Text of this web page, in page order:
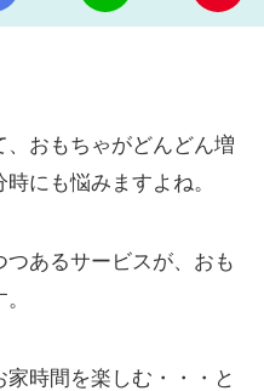
おもちゃがどんどん増
にも悩みますよね。
あるサービスが、おも
時間を楽しむ・・・と